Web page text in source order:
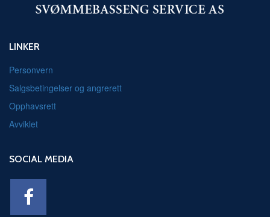
LINKER
Personvern
Salgsbetingelser og angrerett
Opphavsrett
Avviklet
SOCIAL MEDIA